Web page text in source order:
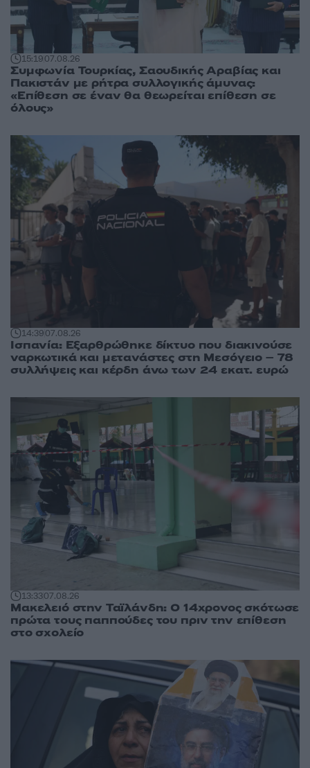
15:1907.08.26
Συμφωνία Τουρκίας, Σαουδικής Αραβίας και
Πακιστάν με ρήτρα συλλογικής άμυνας:
«Επίθεση σε έναν θα θεωρείται επίθεση σε
όλους»
14:3907.08.26
Ισπανία: Εξαρθρώθηκε δίκτυο που διακινούσε
ναρκωτικά και μετανάστες στη Μεσόγειο – 78
συλλήψεις και κέρδη άνω των 24 εκατ. ευρώ
13:3307.08.26
Μακελειό στην Ταϊλάνδη: Ο 14χρονος σκότωσε
πρώτα τους παππούδες του πριν την επίθεση
στο σχολείο